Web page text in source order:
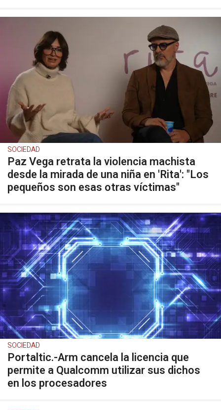
SOCIEDAD
Paz Vega retrata la violencia machista
desde la mirada de una niña en 'Rita': "Los
pequeños son esas otras víctimas"
SOCIEDAD
Portaltic.-Arm cancela la licencia que
permite a Qualcomm utilizar sus dichos
en los procesadores